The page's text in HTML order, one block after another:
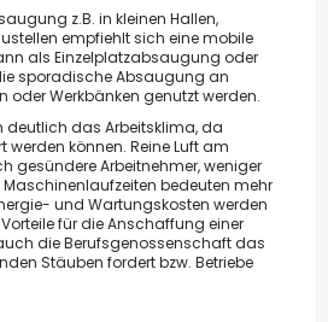
z.B. in kleinen Hallen,
empfiehlt sich eine mobile
als Einzelplatzabsaugung oder
sporadische Absaugung an
Werkbänken genutzt werden.
das Arbeitsklima, da
werden können. Reine Luft am
gesündere Arbeitnehmer, weniger
bedeuten mehr
und Wartungskosten werden
für die Anschaffung einer
die Berufsgenossenschaft das
Stäuben fordert bzw. Betriebe